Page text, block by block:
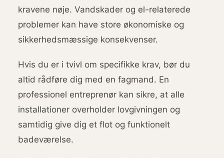
kravene nøje. Vandskader og el-relaterede
problemer kan have store økonomiske og
sikkerhedsmæssige konsekvenser.
Hvis du er i tvivl om specifikke krav, bør du
altid rådføre dig med en fagmand. En
professionel entreprenør kan sikre, at alle
installationer overholder lovgivningen og
samtidig give dig et flot og funktionelt
badeværelse.